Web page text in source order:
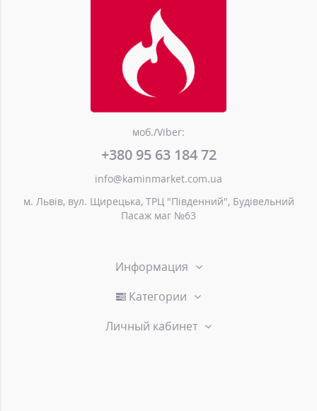
моб./Viber:
+380 95 63 184 72
info@kaminmarket.com.ua
м. Львів, вул. Щирецька, ТРЦ "Південний", Будівельний
Пасаж маг №63
Информация
Категории
Личный кабинет